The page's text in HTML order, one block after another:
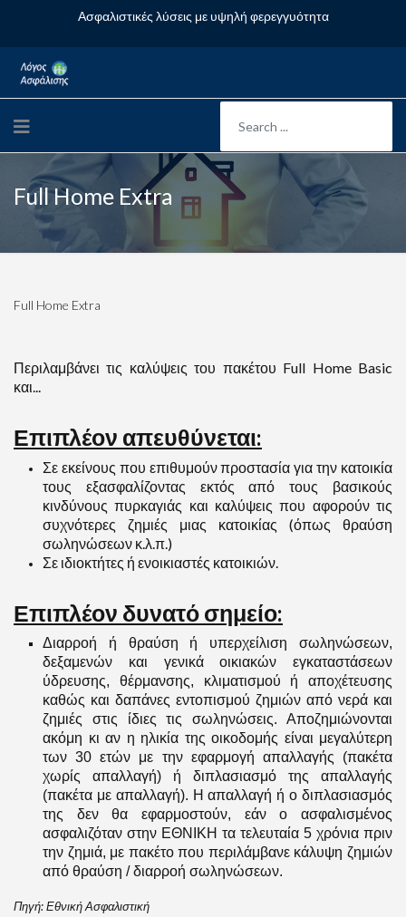
Ασφαλιστικές λύσεις με υψηλή φερεγγυότητα
Full Home Extra
Full Home Extra
Περιλαμβάνει τις καλύψεις του πακέτου Full Home Basic
και...
Επιπλέον απευθύνεται:
Σε εκείνους που επιθυμούν προστασία για την κατοικία
τους εξασφαλίζοντας εκτός από τους βασικούς
κινδύνους πυρκαγιάς και καλύψεις που αφορούν τις
συχνότερες ζημιές μιας κατοικίας (όπως θραύση
σωληνώσεων κ.λ.π.)
Σε ιδιοκτήτες ή ενοικιαστές κατοικιών.
Επιπλέον δυνατό σημείο:
Διαρροή ή θραύση ή υπερχείλιση σωληνώσεων,
δεξαμενών και γενικά οικιακών εγκαταστάσεων
ύδρευσης, θέρμανσης, κλιματισμού ή αποχέτευσης
καθώς και δαπάνες εντοπισμού ζημιών από νερά και
ζημιές στις ίδιες τις σωληνώσεις. Αποζημιώνονται
ακόμη κι αν η ηλικία της οικοδομής είναι μεγαλύτερη
των 30 ετών με την εφαρμογή απαλλαγής (πακέτα
χωρίς απαλλαγή) ή διπλασιασμό της απαλλαγής
(πακέτα με απαλλαγή). Η απαλλαγή ή ο διπλασιασμός
της δεν θα εφαρμοστούν, εάν ο ασφαλισμένος
ασφαλιζόταν στην ΕΘΝΙΚΗ τα τελευταία 5 χρόνια πριν
την ζημιά, με πακέτο που περιλάμβανε κάλυψη ζημιών
από θραύση / διαρροή σωληνώσεων.
Πηγή: Εθνική Ασφαλιστική